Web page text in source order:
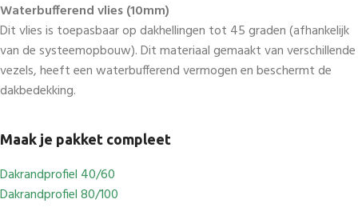
Waterbufferend vlies (10mm)
Dit vlies is toepasbaar op dakhellingen tot 45 graden (afhankelijk
van de systeemopbouw). Dit materiaal gemaakt van verschillende
vezels, heeft een waterbufferend vermogen en beschermt de
dakbedekking.
Maak je pakket compleet
Dakrandprofiel 40/60
Dakrandprofiel 80/100